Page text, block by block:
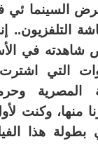
السينما
التلفزيون..
في
التي
المصرية
منها، وكنت
هذا